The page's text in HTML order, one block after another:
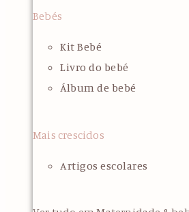
Bebés
Kit Bebé
Livro do bebé
Álbum de bebé
Mais crescidos
Artigos escolares